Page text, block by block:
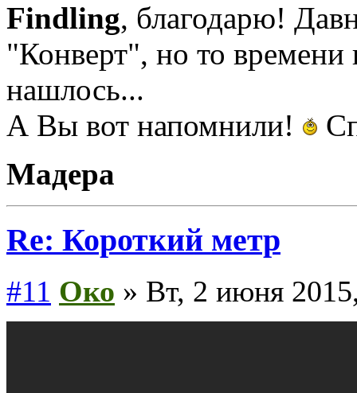
Findling, благодарю!
"Конверт", но то времени
нашлось...
А Вы вот напомнили!
Мадера
Re: Короткий метр
#11 Око » Вт, 2 июня